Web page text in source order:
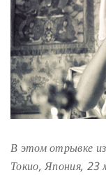
В этом отрывке
Токио, Япония, 23